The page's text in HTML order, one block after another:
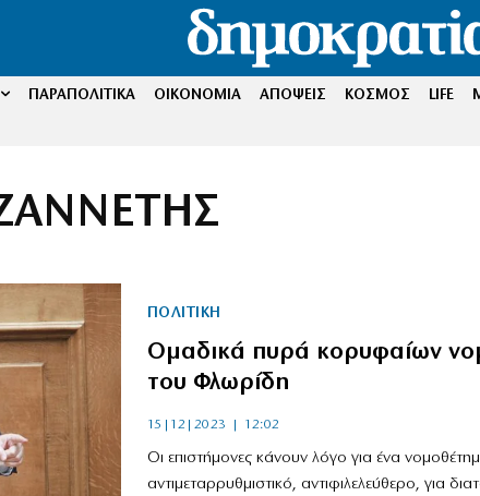
ΠΑΡΑΠΟΛΙΤΙΚΑ ΟΙΚΟΝΟΜΙΑ ΑΠΟΨΕΙΣ ΚΟΣΜΟΣ LIFE
ΠΟΛΙΤΙΚΗ
Ομαδικά πυρά κορυφαίων
του Φλωρίδη
15|12|2023 | 12:02
Οι επιστήμονες κάνουν λόγο για ένα
αντιμεταρρυθμιστικό, αντιφιλελεύθερο, για